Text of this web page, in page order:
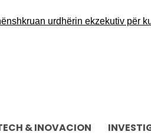
urdhërin ekzekutiv për
& INOVACION